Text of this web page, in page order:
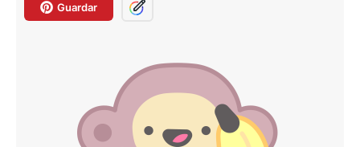
Guardar